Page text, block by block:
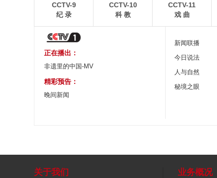
CCTV-9
纪 录
CCTV-10
科 教
CCTV-11
戏 曲
正在播出：
非遗里的中国-MV
精彩预告：
晚间新闻
新闻联播
今日说法
人与自然
秘境之眼
关于我们 业务概况